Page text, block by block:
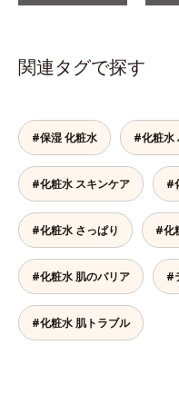
関連タグで探す
#保湿 化粧水 #化粧水
#化粧水 スキンケア #
#化粧水 さっぱり #化
#化粧水 肌のバリア #
#化粧水 肌トラブル